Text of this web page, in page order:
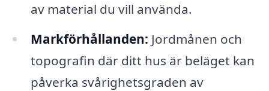
av material du vill använda.
Markförhållanden: Jordmånen och
topografin där ditt hus är beläget kan
påverka svårighetsgraden av